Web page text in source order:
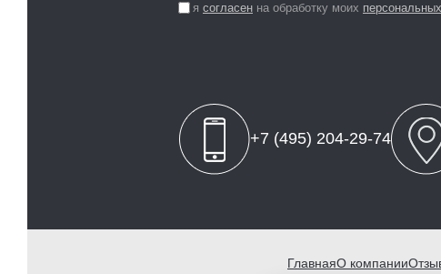
я согласен на обработку моих
+7 (495) 204-29-74
ГлавнаяО компании